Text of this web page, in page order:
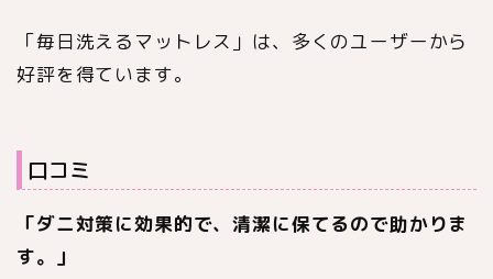
「毎日洗えるマットレス」は、多くのユーザーから
好評を得ています。
口コミ
「ダニ対策に効果的で、清潔に保てるので助かりま
す。」